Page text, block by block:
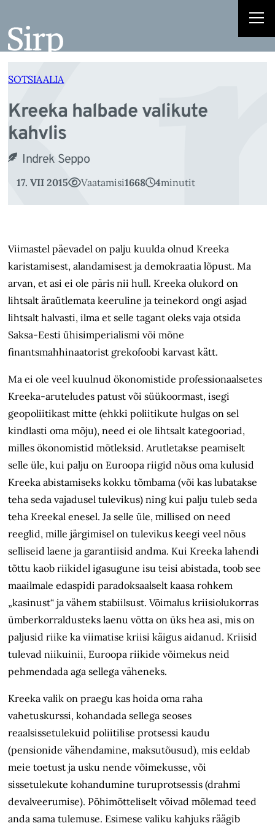
juurde
SOTSIAALIA
Kreeka halbade valikute
kahvlis
Indrek Seppo
17. VII 2015 Vaatamisi1668 4minutit
Viimastel päevadel on palju kuulda olnud Kreeka
karistamisest, alandamisest ja demokraatia lõpust. Ma
arvan, et asi ei ole päris nii hull. Kreeka olukord on
lihtsalt äraütlemata keeruline ja teinekord ongi asjad
lihtsalt halvasti, ilma et selle tagant oleks vaja otsida
Saksa-Eesti ühisimperialismi või mõne
finantsmahhinaatorist grekofoobi karvast kätt.
Ma ei ole veel kuulnud ökonomistide professionaalsetes
Kreeka-aruteludes patust või süükoormast, isegi
geopoliitikast mitte (ehkki poliitikute hulgas on sel
kindlasti oma mõju), need ei ole lihtsalt kategooriad,
milles ökonomistid mõtleksid. Arutletakse peamiselt
selle üle, kui palju on Euroopa riigid nõus oma kulusid
Kreeka abistamiseks kokku tõmbama (või kas lubatakse
teha seda vajadusel tulevikus) ning kui palju tuleb seda
teha Kreekal enesel. Ja selle üle, millised on need
reeglid, mille järgimisel on tulevikus keegi veel nõus
selliseid laene ja garantiisid andma. Kui Kreeka lahendi
tõttu kaob riikidel igasugune isu teisi abistada, toob see
maailmale edaspidi paradoksaalselt kaasa rohkem
„kasinust“ ja vähem stabiilsust. Võimalus kriisiolukorras
ümberkorraldusteks laenu võtta on üks hea asi, mis on
paljusid riike ka viimatise kriisi käigus aidanud. Kriisid
tulevad niikuinii, Euroopa riikide võimekus neid
pehmendada aga sellega väheneks.
Kreeka valik on praegu kas hoida oma raha
vahetuskurssi, kohandada sellega seoses
reaalsissetulekuid poliitilise protsessi kaudu
(pensionide vähendamine, maksutõusud), mis eeldab
meie toetust ja usku nende võimekusse, või
sissetulekute kohandumine turuprotsessis (drahmi
devalveerumise). Põhimõtteliselt võivad mõlemad teed
anda sama tulemuse. Esimese valiku kahjuks räägib